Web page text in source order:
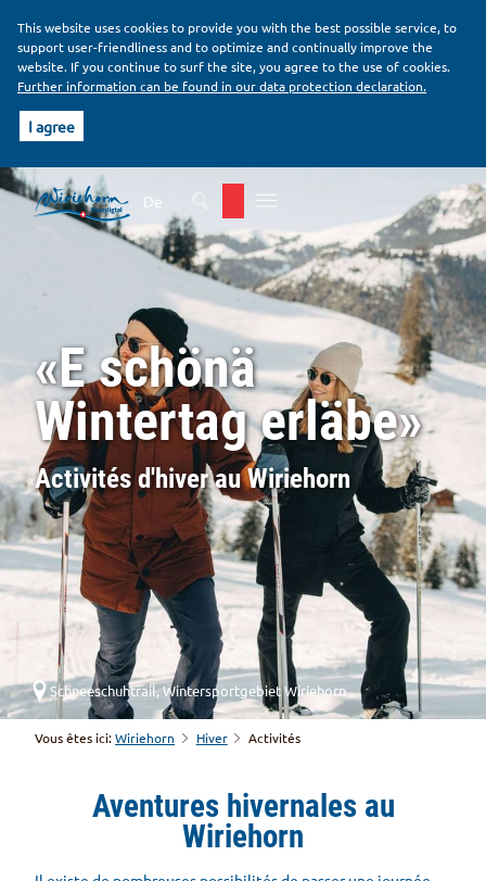
H
e
This website uses cookies to provide you with the best possible service, to
support user-friendliness and to optimize and continually improve the
website. If you continue to surf the site, you agree to the use of cookies.
Further information can be found in our data protection declaration.
I agree
De
B
o
Schneeschuhtrail, Wintersportgebiet Wiriehorn
«E schönä
Wintertag erläbe»
Activités d'hiver au Wiriehorn
Vous êtes ici:Wiriehorn Hiver Activités
Aventures hivernales au
Wiriehorn